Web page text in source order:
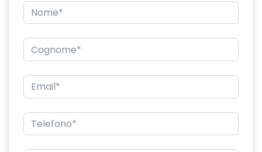
Driver Display digitale personalizzabile da 7"
Eco Mode, Start and Stop e indicatore di cambiamento
velocità
Emergency call soggetto alla disponibilità di rete
compatibile 2G/3G o 4G/5G in base al veicolo
Frenata di emergenza anteriore
Ganci Isofix sui posti laterali sul retro